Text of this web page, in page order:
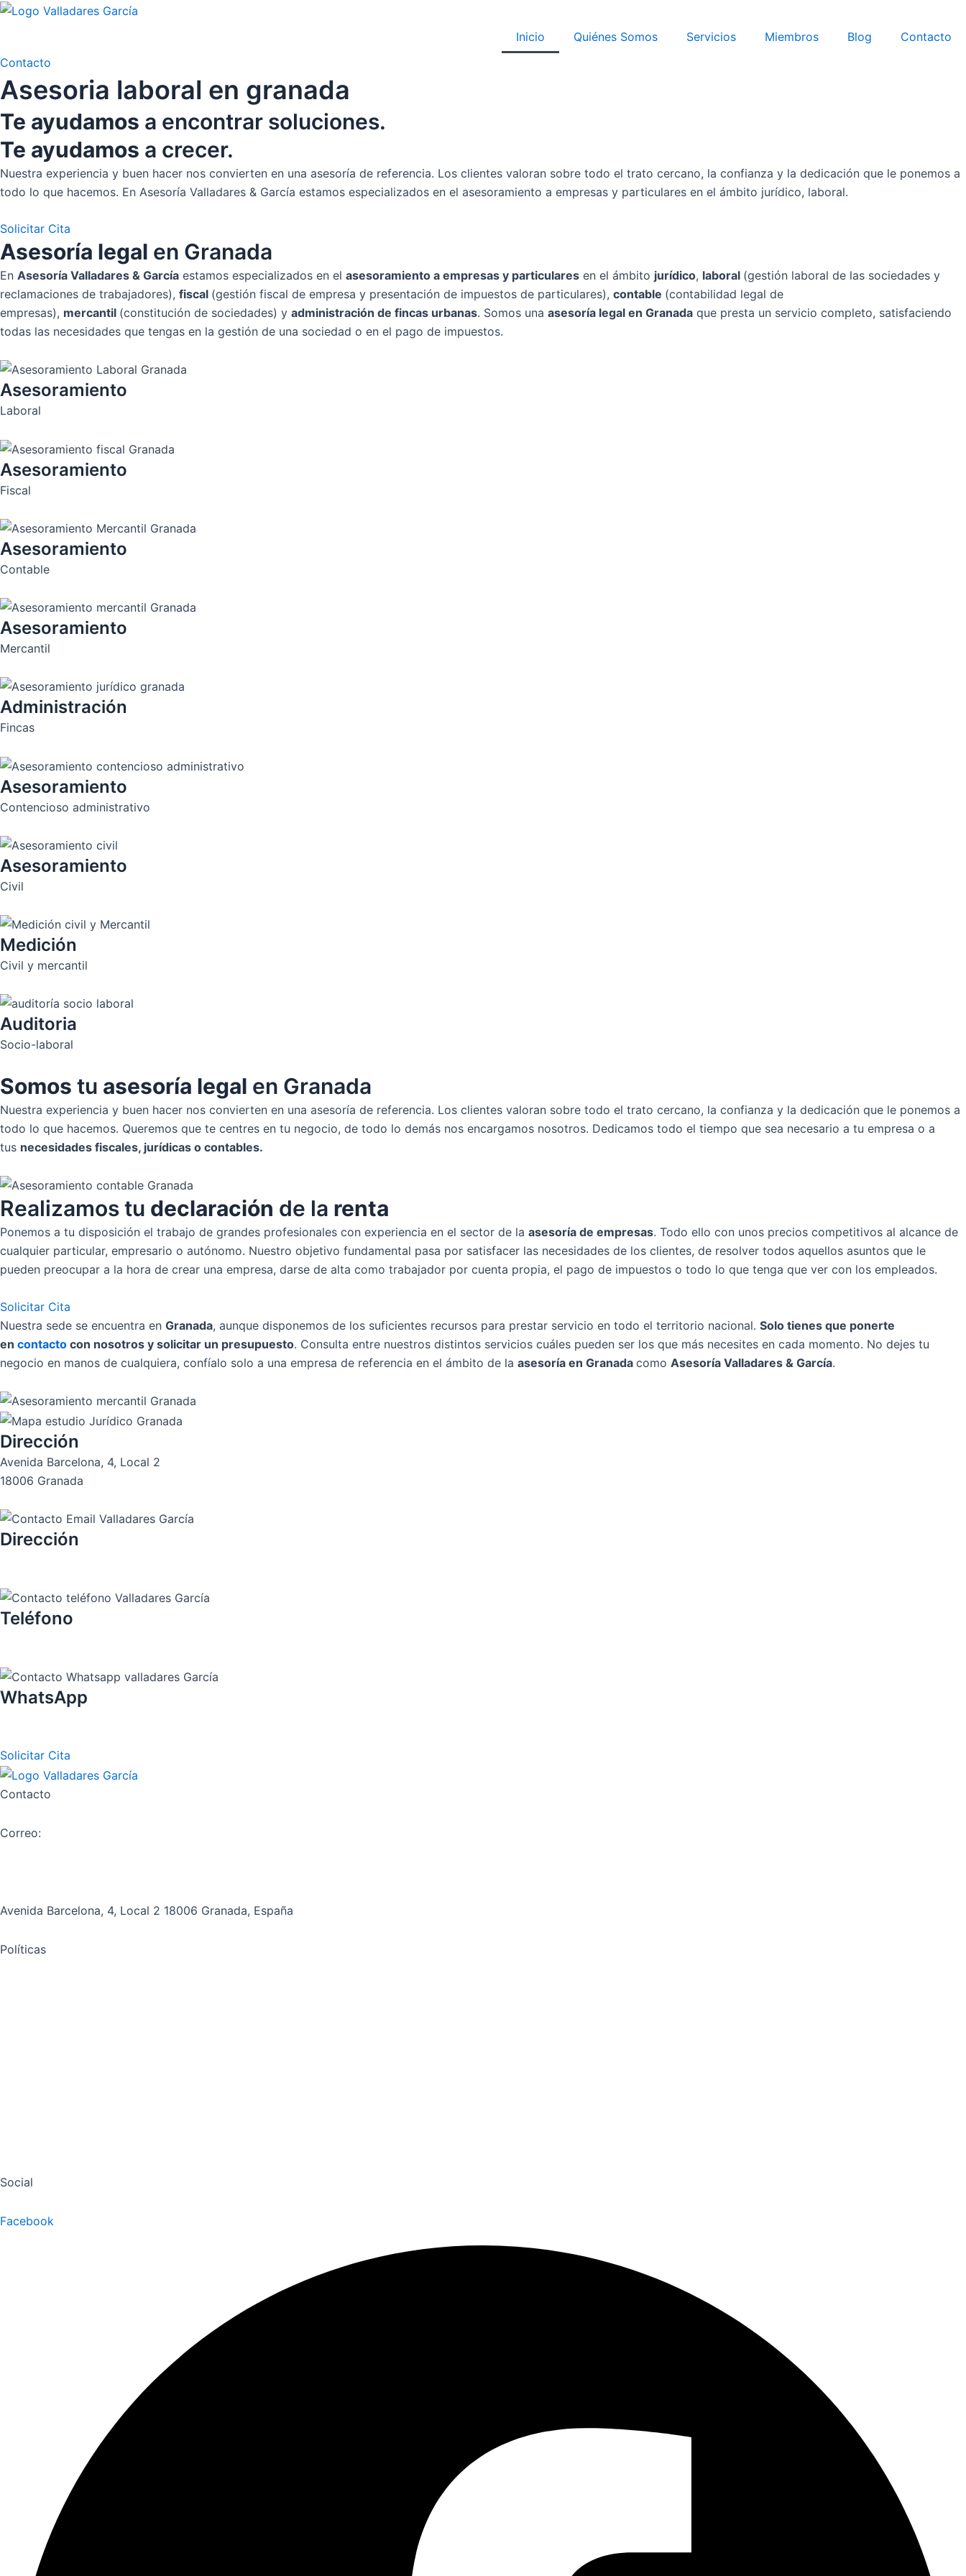
Ir
Inicio Quiénes Somos Servicios Miembros Blog
Contacto
Contacto
Asesoria laboral en granada
Te ayudamos a encontrar soluciones.
Te ayudamos a crecer.
Nuestra experiencia y buen hacer nos convierten en una asesoría de referencia. Los clientes valoran sobre todo el trato cercano, la confianza y la dedicación que le ponemos a
todo lo que hacemos. En Asesoría Valladares & García estamos especializados en el asesoramiento a empresas y particulares en el ámbito jurídico, laboral.
Solicitar Cita
Asesoría legal en Granada
En Asesoría Valladares & García estamos especializados en el asesoramiento a empresas y particulares en el ámbito jurídico, laboral (gestión laboral de las sociedades y
reclamaciones de trabajadores), fiscal (gestión fiscal de empresa y presentación de impuestos de particulares), contable (contabilidad legal de
empresas), mercantil (constitución de sociedades) y administración de fincas urbanas. Somos una asesoría legal en Granada que presta un servicio completo, satisfaciendo
todas las necesidades que tengas en la gestión de una sociedad o en el pago de impuestos.
Asesoramiento
Laboral
Asesoramiento
Fiscal
Asesoramiento
Contable
Asesoramiento
Mercantil
Administración
Fincas
Asesoramiento
Contencioso administrativo
Asesoramiento
Civil
Medición
Civil y mercantil
Auditoria
Socio-laboral
Somos tu asesoría legal en Granada
Nuestra experiencia y buen hacer nos convierten en una asesoría de referencia. Los clientes valoran sobre todo el trato cercano, la confianza y la dedicación que le ponemos a
todo lo que hacemos. Queremos que te centres en tu negocio, de todo lo demás nos encargamos nosotros. Dedicamos todo el tiempo que sea necesario a tu empresa o a
tus necesidades fiscales, jurídicas o contables.
Realizamos tu declaración de la renta
Ponemos a tu disposición el trabajo de grandes profesionales con experiencia en el sector de la asesoría de empresas. Todo ello con unos precios competitivos al alcance de
cualquier particular, empresario o autónomo. Nuestro objetivo fundamental pasa por satisfacer las necesidades de los clientes, de resolver todos aquellos asuntos que le
pueden preocupar a la hora de crear una empresa, darse de alta como trabajador por cuenta propia, el pago de impuestos o todo lo que tenga que ver con los empleados.
Solicitar Cita
Nuestra sede se encuentra en Granada, aunque disponemos de los suficientes recursos para prestar servicio en todo el territorio nacional. Solo tienes que ponerte
en contacto con nosotros y solicitar un presupuesto. Consulta entre nuestros distintos servicios cuáles pueden ser los que más necesites en cada momento. No dejes tu
negocio en manos de cualquiera, confíalo solo a una empresa de referencia en el ámbito de la asesoría en Granada como Asesoría Valladares & García.
Dirección
Avenida Barcelona, 4, Local 2
18006 Granada
Dirección
Teléfono
WhatsApp
Solicitar Cita
Contacto
Correo:
Avenida Barcelona, 4, Local 2 18006 Granada, España
Políticas
Social
Facebook